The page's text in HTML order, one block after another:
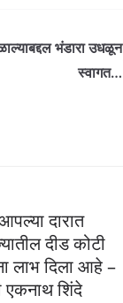
भंडारा उधळून
स्वागत…
दारात
दीड कोटी
लाभ दिला आहे –
एकनाथ शिंदे